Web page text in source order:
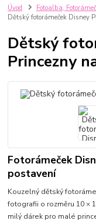
Úvod Fotoalba,
Dětský fotorámeček Disney
Dětský
Princezny
Fotorámeček
postavení
Kouzelný dětský
fotografii o rozměru 10 ×
milý dárek pro malé